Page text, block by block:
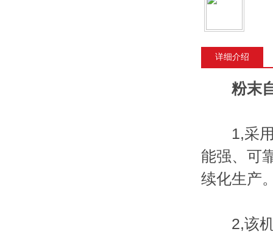
详细介绍
粉末
1,采用
能强、可
续化生产
2,该机